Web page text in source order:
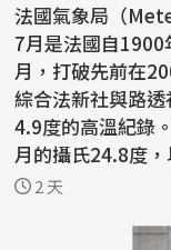
法國氣象局（
7月是法國自1900
月，打破先前在
綜合法新社與路
4.9度的高溫紀錄
月的攝氏24.8度，以
也是法國...
2 天